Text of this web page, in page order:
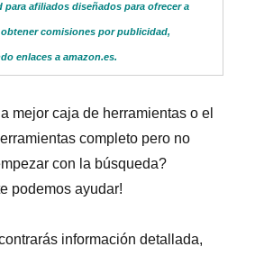
para afiliados diseñados para ofrecer a
comisiones por publicidad,
enlaces a amazon.es.
mejor caja de herramientas o el
completo pero no
con la búsqueda?
podemos ayudar!
información detallada,